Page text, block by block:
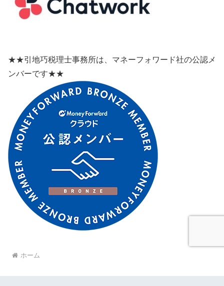
★★引地巧税理士事務所は、マネーフォワード社の公認メ
ンバーです★★
ホーム